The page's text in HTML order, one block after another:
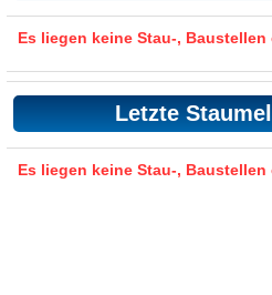
Es liegen keine Stau-,
Letzte
Es liegen keine Stau-,